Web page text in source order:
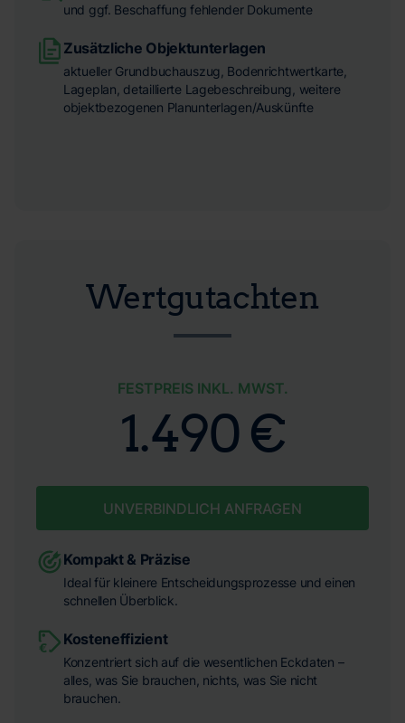
Wertgutachten
FESTPREIS INKL. MWST.
1.490 €
UNVERBINDLICH ANFRAGEN
Kompakt & Präzise
Ideal für kleinere Entscheidungsprozesse und einen
schnellen Überblick.
Kosteneffizient
Konzentriert sich auf die wesentlichen Eckdaten –
alles, was Sie brauchen, nichts, was Sie nicht
brauchen.
und ggf. Beschaffung fehlender Dokumente
Zusätzliche Objektunterlagen
aktueller Grundbuchauszug, Bodenrichtwertkarte,
Lageplan, detaillierte Lagebeschreibung, weitere
objektbezogenen Planunterlagen/Auskünfte